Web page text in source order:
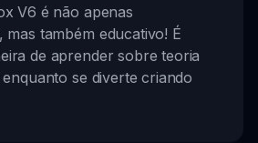
V6 é não apenas
mas também educativo! É
de aprender sobre teoria
se diverte criando